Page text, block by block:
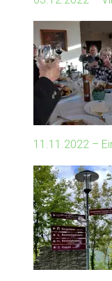
11.11.2022 –